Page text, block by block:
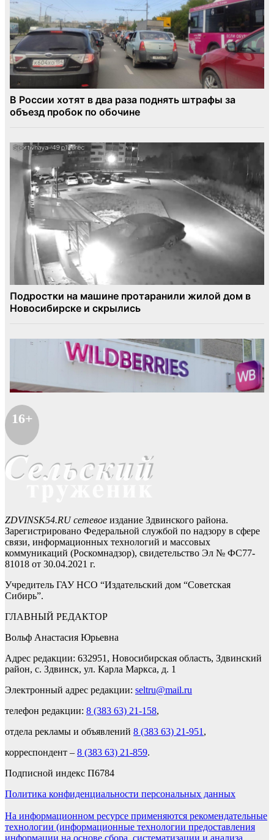
16+
ZDVINSK54.RU сетевое издание Здвинского района.
Зарегистрировано Федеральной службой по надзору в сфере
связи, информационных технологий и массовых
коммуникаций (Роскомнадзор), свидетельство Эл № ФС77-
81018 от 30.04.2021 г.
Учредитель ГАУ НСО “Издательский дом “Советская
Сибирь”.
ГЛАВНЫЙ РЕДАКТОР
Вольф Анастасия Юрьевна
Адрес редакции: 632951, Новосибирская область, Здвинский
район, с. Здвинск, ул. Карла Маркса, д. 1
Электронный адрес редакции: seltru@mail.ru
телефон редакции: 8 (383 63) 21-158,
отдела рекламы и объявлений 8 (383 63) 21-951 ,
корреспондент – 8 (383 63) 21-859.
Подписной индекс П6784
Политика конфиденциальности персональных данных
На информационном ресурсе применяются рекомендательные
технологии (информационные технологии предоставления